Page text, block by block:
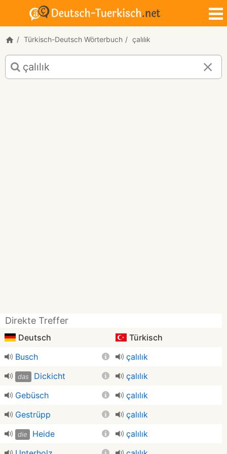
Türkisch-Deutsch Wörterbuch çalılık
Türkisch-
Deutsch
Übersetzung
Direkte Treffer
Deutsch
Türkisch
Busch
çalılık
das Dickicht
çalılık
Gebüsch
çalılık
Gestrüpp
çalılık
die Heide
çalılık